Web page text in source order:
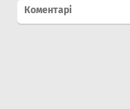
Коментарі